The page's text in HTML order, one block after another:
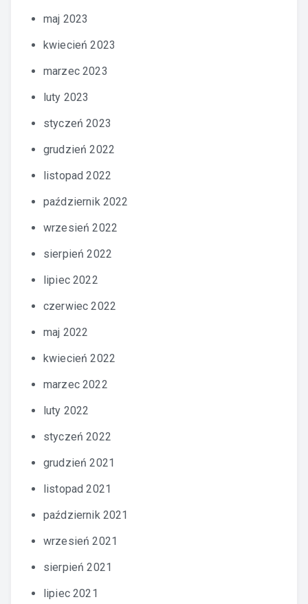
maj 2023
kwiecień 2023
marzec 2023
luty 2023
styczeń 2023
grudzień 2022
listopad 2022
październik 2022
wrzesień 2022
sierpień 2022
lipiec 2022
czerwiec 2022
maj 2022
kwiecień 2022
marzec 2022
luty 2022
styczeń 2022
grudzień 2021
listopad 2021
październik 2021
wrzesień 2021
sierpień 2021
lipiec 2021